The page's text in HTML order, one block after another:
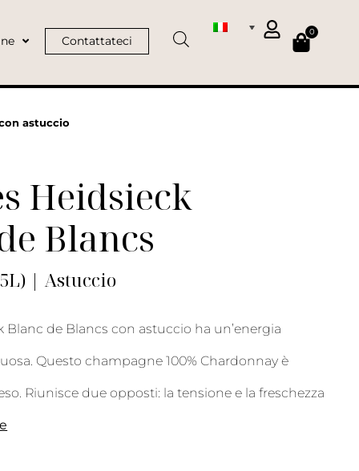
Contattateci
0
astuccio
Heidsieck
Blancs
| Astuccio
Blanc de Blancs con astuccio ha un’energia
Questo champagne 100% Chardonnay è
Riunisce due opposti: la tensione e la freschezza